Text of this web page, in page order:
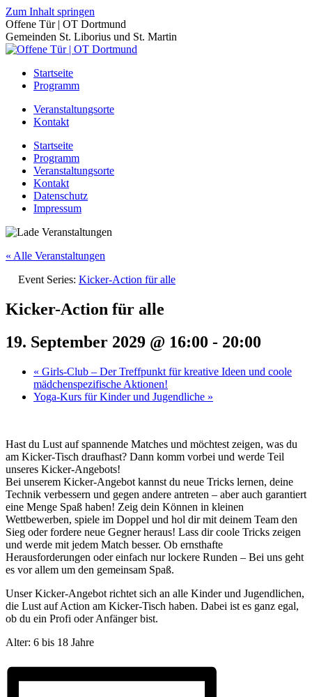
Zum Inhalt springen
Offene Tür | OT Dortmund
Gemeinden St. Liborius und St. Martin
Startseite
Programm
Veranstaltungsorte
Kontakt
Startseite
Programm
Veranstaltungsorte
Kontakt
Datenschutz
Impressum
« Alle Veranstaltungen
Event Series: Kicker-Action für alle
Kicker-Action für alle
19. September 2029 @ 16:00 - 20:00
« Girls-Club – Der Treffpunkt für kreative Ideen und coole
mädchenspezifische Aktionen!
Yoga-Kurs für Kinder und Jugendliche »
Hast du Lust auf spannende Matches und möchtest zeigen, was du
am Kicker-Tisch draufhast? Dann komm vorbei und werde Teil
unseres Kicker-Angebots!
Bei unserem Kicker-Angebot kannst du neue Tricks lernen, deine
Technik verbessern und gegen andere antreten – aber auch garantiert
eine Menge Spaß haben! Zeig dein Können in kleinen
Wettbewerben, spiele im Doppel und hol dir mit deinem Team den
Sieg oder fordere neue Gegner heraus! Lass dir coole Tricks zeigen
und werde mit jedem Match besser. Ob ernsthafte
Herausforderungen oder einfach nur lockere Runden – Bei uns geht
es vor allem um den gemeinsam Spaß.
Unser Kicker-Angebot richtet sich an alle Kinder und Jugendlichen,
die Lust auf Action am Kicker-Tisch haben. Dabei ist es ganz egal,
ob du ein Profi oder Anfänger bist.
Alter: 6 bis 18 Jahre